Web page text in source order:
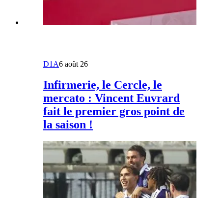
D1A6 août 26
Infirmerie, le Cercle, le
mercato : Vincent Euvrard
fait le premier gros point de
la saison !